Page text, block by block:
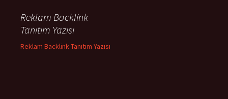
Reklam Backlink
Tanıtım Yazısı
Reklam Backlink Tanıtım Yazısı